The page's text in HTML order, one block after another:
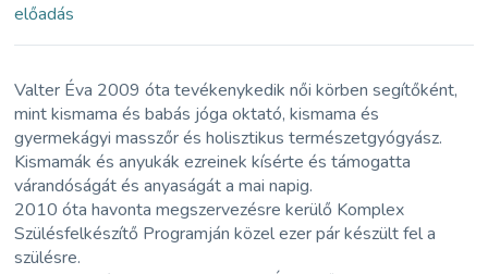
előadás
Valter Éva 2009 óta tevékenykedik női körben segítőként,
mint kismama és babás jóga oktató, kismama és
gyermekágyi masszőr és holisztikus természetgyógyász.
Kismamák és anyukák ezreinek kísérte és támogatta
várandóságát és anyaságát a mai napig.
2010 óta havonta megszervezésre kerülő Komplex
Szülésfelkészítő Programján közel ezer pár készült fel a
szülésre.